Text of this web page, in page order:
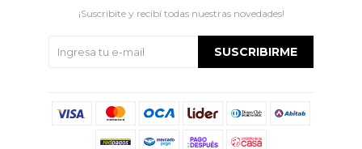
¡Suscribite y recibí todas nuestras novedades!
SUSCRIBIRME